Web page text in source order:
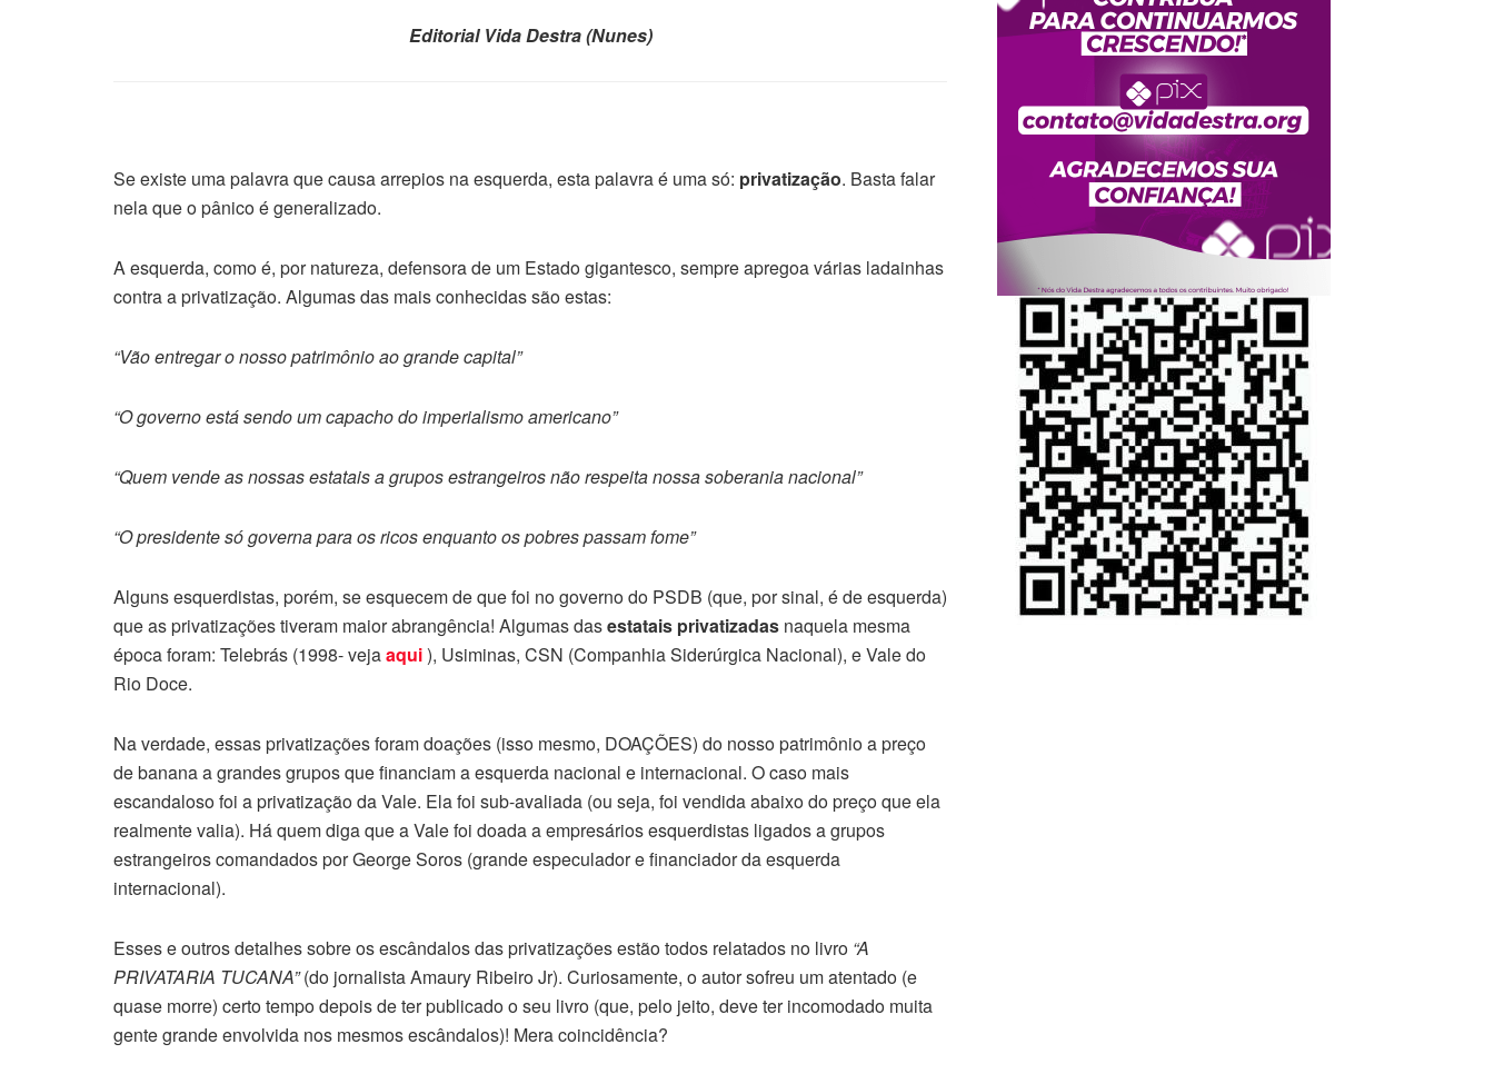
Editorial Vida Destra (Nunes)
Se existe uma palavra que causa arrepios na esquerda, esta palavra é uma só: privatização. Basta falar
nela que o pânico é generalizado.
A esquerda, como é, por natureza, defensora de um Estado gigantesco, sempre apregoa várias ladainhas
contra a privatização. Algumas das mais conhecidas são estas:
“Vão entregar o nosso patrimônio ao grande capital”
“O governo está sendo um capacho do imperialismo americano”
“Quem vende as nossas estatais a grupos estrangeiros não respeita nossa soberania nacional”
“O presidente só governa para os ricos enquanto os pobres passam fome”
Alguns esquerdistas, porém, se esquecem de que foi no governo do PSDB (que, por sinal, é de esquerda)
que as privatizações tiveram maior abrangência! Algumas dasestatais privatizadas naquela mesma
época foram: Telebrás (1998- vejaaqui), Usiminas, CSN (Companhia Siderúrgica Nacional), e Vale do
Rio Doce.
Na verdade, essas privatizações foram doações (isso mesmo, DOAÇÕES) do nosso patrimônio a preço
de banana a grandes grupos que financiam a esquerda nacional e internacional. O caso mais
escandaloso foi a privatização da Vale. Ela foi sub-avaliada (ou seja, foi vendida abaixo do preço que ela
realmente valia). Há quem diga que a Vale foi doada a empresários esquerdistas ligados a grupos
estrangeiros comandados por George Soros (grande especulador e financiador da esquerda
internacional).
Esses e outros detalhes sobre os escândalos das privatizações estão todos relatados no livro “A
PRIVATARIA TUCANA”(do jornalista Amaury Ribeiro Jr). Curiosamente, o autor sofreu um atentado (e
quase morre) certo tempo depois de ter publicado o seu livro (que, pelo jeito, deve ter incomodado muita
gente grande envolvida nos mesmos escândalos)! Mera coincidência?